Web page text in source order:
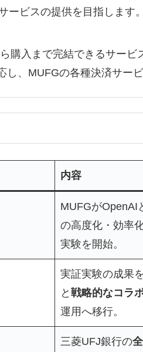
ービスの提供を目指します。
購入まで完結できるサービ
し、MUFGの各種決済サー
内容
MUFGがOpenAI
の高度化・効率
実験を開始。
実証実験の成果
と 戦略的なコラ
運用へ移行。
三菱UFJ銀行の